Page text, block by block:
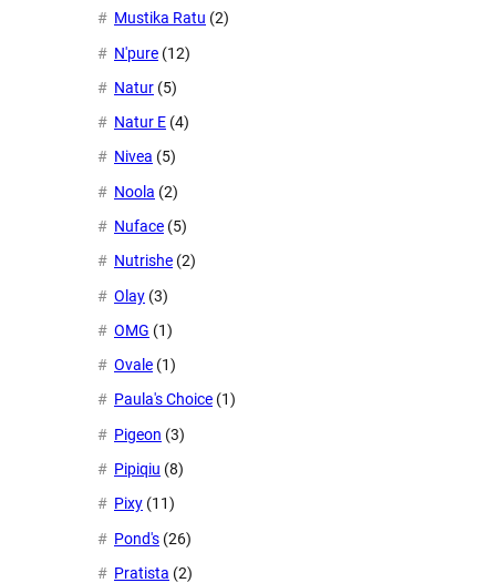
Mustika Ratu (2)
N'pure (12)
Natur (5)
Natur E (4)
Nivea (5)
Noola (2)
Nuface (5)
Nutrishe (2)
Olay (3)
OMG (1)
Ovale (1)
Paula's Choice (1)
Pigeon (3)
Pipiqiu (8)
Pixy (11)
Pond's (26)
Pratista (2)